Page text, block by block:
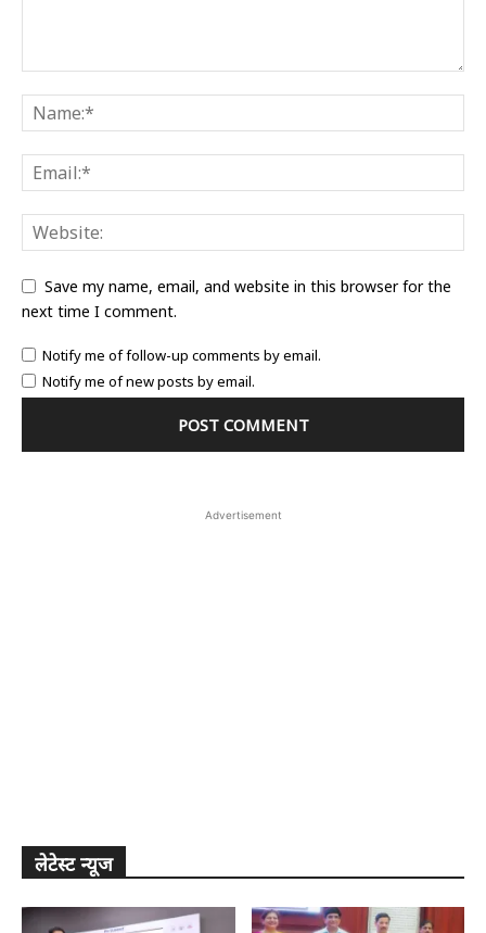
Save my name, email, and website in this browser for the
next time I comment.
Notify me of follow-up comments by email.
Notify me of new posts by email.
Advertisement
लेटेस्ट न्यूज